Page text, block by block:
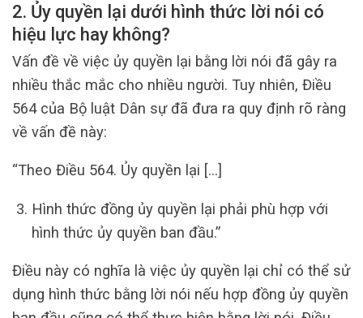
2. Ủy quyền lại dưới hình thức lời nói có
hiệu lực hay không?
Vấn đề về việc ủy ​​quyền lại bằng lời nói đã gây ra
nhiều thắc mắc cho nhiều người. Tuy nhiên, Điều
564 của Bộ luật Dân sự đã đưa ra quy định rõ ràng
về vấn đề này:
“Theo Điều 564. Ủy quyền lại […]
Hình thức đồng ủy quyền lại phải phù hợp với
hình thức ủy quyền ban đầu.”
Điều này có nghĩa là việc ủy ​​quyền lại chỉ có thể sử
dụng hình thức bằng lời nói nếu hợp đồng ủy quyền